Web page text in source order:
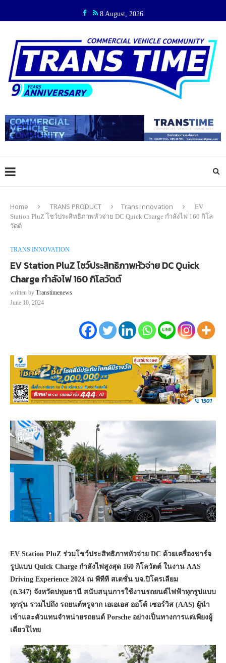
8 August, 2026
Home TRANS PRODUCT Trans Innovation
EV
Station PluZ โชว์ประสิทธิภาพหัวจ่าย DC Quick Charge กำลังไฟ 160 กิโล
วัตต์
TRANS INNOVATION
EV Station PluZ โชว์ประสิทธิภาพหัวจ่าย DC Quick
Charge กำลังไฟ 160 กิโลวัตต์
written by Transtimenews
June 10, 2024
EV Station PluZ ร่วมโชว์ประสิทธิภาพหัวจ่าย DC ด้วยเครื่องชาร์จ
รูปแบบ Quick Charge กำลังไฟสูงสุด 160 กิโลวัตต์ ในงาน AAS
Driving Experience 2024 ณ พีทีที สเตชั่น บจ.ปิโตรเลียม
(ถ.347) จังหวัดปทุมธานี สนับสนุนการใช้งานรถยนต์ไฟฟ้าทุกรูปแบบ
ทุกรุ่น รวมไปถึง รถยนต์หรูจาก เอเอเอส ออโต้ เซอร์วิส (AAS) ผู้นำ
เข้าและตัวแทนจำหน่ายรถยนต์ Porsche อย่างเป็นทางการแต่เพียงผู้
เดียวใไทย